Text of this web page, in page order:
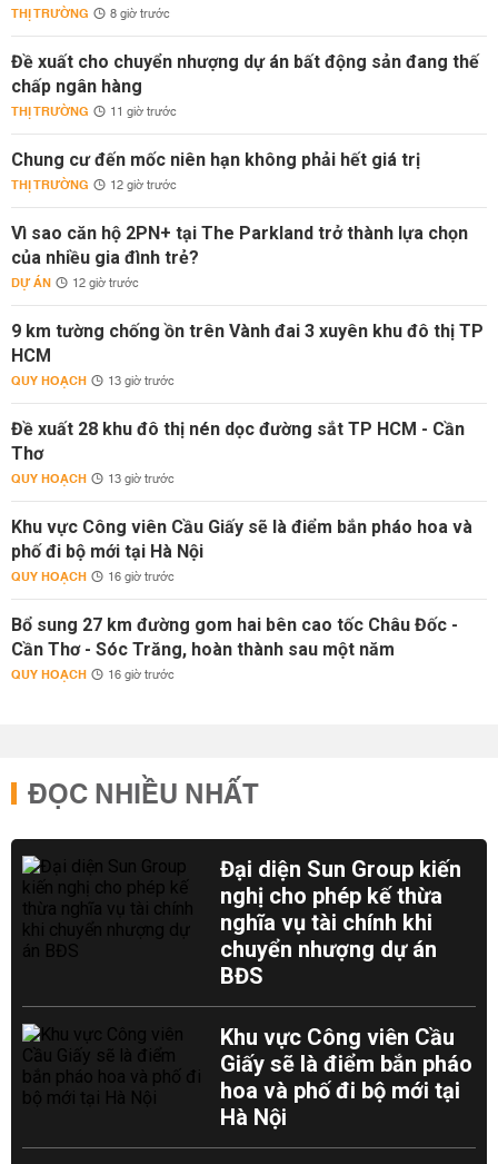
THỊ TRƯỜNG 8 giờ trước
Đề xuất cho chuyển nhượng dự án bất động sản đang thế
chấp ngân hàng
THỊ TRƯỜNG 11 giờ trước
Chung cư đến mốc niên hạn không phải hết giá trị
THỊ TRƯỜNG 12 giờ trước
Vì sao căn hộ 2PN+ tại The Parkland trở thành lựa chọn
của nhiều gia đình trẻ?
DỰ ÁN 12 giờ trước
9 km tường chống ồn trên Vành đai 3 xuyên khu đô thị TP
HCM
QUY HOẠCH 13 giờ trước
Đề xuất 28 khu đô thị nén dọc đường sắt TP HCM - Cần
Thơ
QUY HOẠCH 13 giờ trước
Khu vực Công viên Cầu Giấy sẽ là điểm bắn pháo hoa và
phố đi bộ mới tại Hà Nội
QUY HOẠCH 16 giờ trước
Bổ sung 27 km đường gom hai bên cao tốc Châu Đốc -
Cần Thơ - Sóc Trăng, hoàn thành sau một năm
QUY HOẠCH 16 giờ trước
ĐỌC NHIỀU NHẤT
Đại diện Sun Group kiến
nghị cho phép kế thừa
nghĩa vụ tài chính khi
chuyển nhượng dự án
BĐS
Khu vực Công viên Cầu
Giấy sẽ là điểm bắn pháo
hoa và phố đi bộ mới tại
Hà Nội